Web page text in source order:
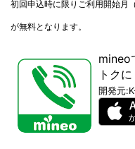
初回申込時に限りご利用開始月
が無料となります。
mineo
トクに
開発元: